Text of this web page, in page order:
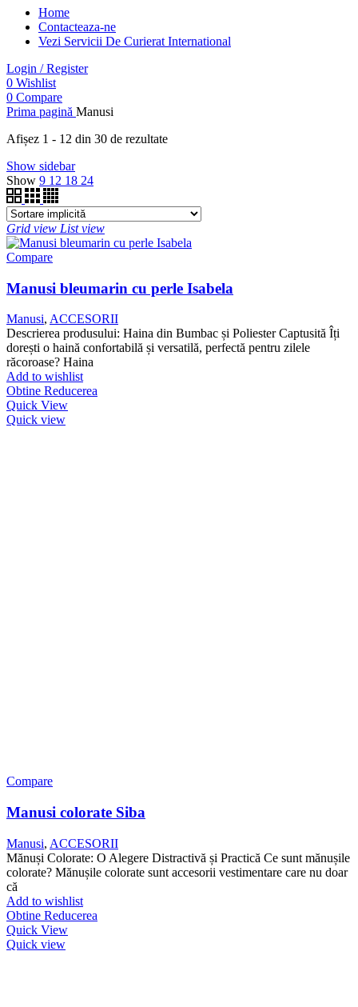
Home
Contacteaza-ne
Vezi Servicii De Curierat International
Login / Register
0 Wishlist
0 Compare
Prima pagină Manusi
Afișez 1 - 12 din 30 de rezultate
Show sidebar
Show 9 12 18 24
Grid view List view
Compare
Manusi bleumarin cu perle Isabela
Manusi, ACCESORII
Descrierea produsului: Haina din Bumbac și Poliester Captusită Îți
dorești o haină confortabilă și versatilă, perfectă pentru zilele
răcoroase? Haina
Add to wishlist
Obtine Reducerea
Quick View
Quick view
Compare
Manusi colorate Siba
Manusi, ACCESORII
Mănuși Colorate: O Alegere Distractivă și Practică Ce sunt mănușile
colorate? Mănușile colorate sunt accesorii vestimentare care nu doar
că
Add to wishlist
Obtine Reducerea
Quick View
Quick view